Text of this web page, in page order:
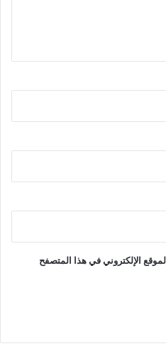
الإلكتروني في هذا المتصفح